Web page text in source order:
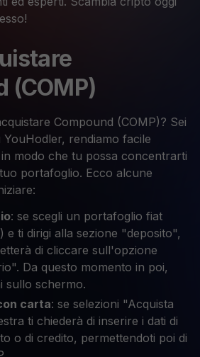
(COMP)
Compound (COMP)? Sei
rendiamo facile
modo che tu possa concentrarti
portafoglio. Ecco alcune
: se scegli un portafoglio fiat
e ti dirigi alla sezione "deposito",
di cliccare sull'opzione
Da questo momento in poi,
sullo schermo.
carta: se selezioni "Acquista
ti chiederà di inserire i dati di
o di credito, permettendoti poi di